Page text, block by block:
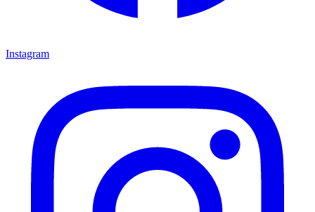
Instagram